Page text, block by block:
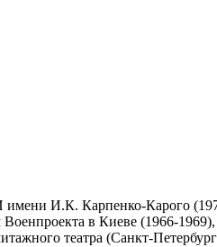
И.К. Карпенко-Карого
в Киеве (1966-
театра (Санкт-